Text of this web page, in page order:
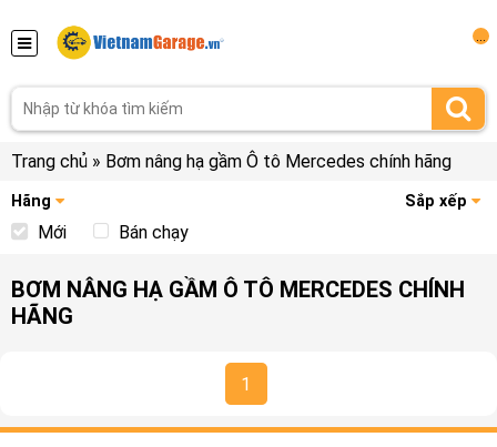
Trang chủ » Bơm nâng hạ gầm Ô tô Mercedes chính hãng
Hãng Sắp xếp
Mới Bán chạy
BƠM NÂNG HẠ GẦM Ô TÔ MERCEDES CHÍNH
HÃNG
1